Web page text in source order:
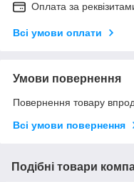
Оплата за
Всі умови оплати
Умови повернення
Повернення товару
Всі умови повернення
Подібні товари